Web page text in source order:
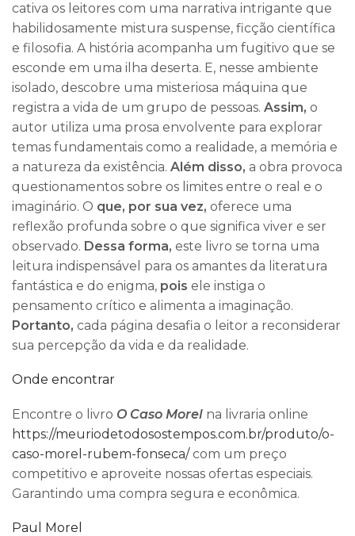
cativa os leitores com uma narrativa intrigante que
habilidosamente mistura suspense, ficção científica
e filosofia. A história acompanha um fugitivo que se
esconde em uma ilha deserta. E, nesse ambiente
isolado, descobre uma misteriosa máquina que
registra a vida de um grupo de pessoas. Assim, o
autor utiliza uma prosa envolvente para explorar
temas fundamentais como a realidade, a memória e
a natureza da existência. Além disso, a obra provoca
questionamentos sobre os limites entre o real e o
imaginário. O que, por sua vez, oferece uma
reflexão profunda sobre o que significa viver e ser
observado. Dessa forma, este livro se torna uma
leitura indispensável para os amantes da literatura
fantástica e do enigma, pois ele instiga o
pensamento crítico e alimenta a imaginação.
Portanto, cada página desafia o leitor a reconsiderar
sua percepção da vida e da realidade.
Onde encontrar
Encontre o livro O Caso Morel na livraria online
https://meuriodetodosostempos.com.br/produto/o-
caso-morel-rubem-fonseca/ com um preço
competitivo e aproveite nossas ofertas especiais.
Garantindo uma compra segura e econômica.
Paul Morel